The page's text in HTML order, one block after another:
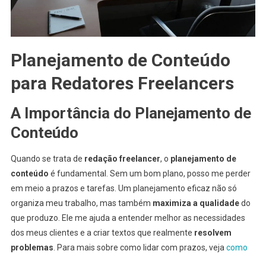
Planejamento de Conteúdo
para Redatores Freelancers
A Importância do Planejamento de
Conteúdo
Quando se trata de redação freelancer, o planejamento de
conteúdo é fundamental. Sem um bom plano, posso me perder
em meio a prazos e tarefas. Um planejamento eficaz não só
organiza meu trabalho, mas também maximiza a qualidadedo
que produzo. Ele me ajuda a entender melhor as necessidades
dos meus clientes e a criar textos que realmente resolvem
problemas. Para mais sobre como lidar com prazos, vejacomo